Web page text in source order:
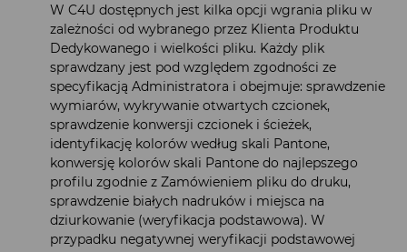
W C4U dostępnych jest kilka opcji wgrania pliku w
zależności od wybranego przez Klienta Produktu
Dedykowanego i wielkości pliku. Każdy plik
sprawdzany jest pod względem zgodności ze
specyfikacją Administratora i obejmuje: sprawdzenie
wymiarów, wykrywanie otwartych czcionek,
sprawdzenie konwersji czcionek i ścieżek,
identyfikację kolorów według skali Pantone,
konwersję kolorów skali Pantone do najlepszego
profilu zgodnie z Zamówieniem pliku do druku,
sprawdzenie białych nadruków i miejsca na
dziurkowanie (weryfikacja podstawowa). W
przypadku negatywnej weryfikacji podstawowej